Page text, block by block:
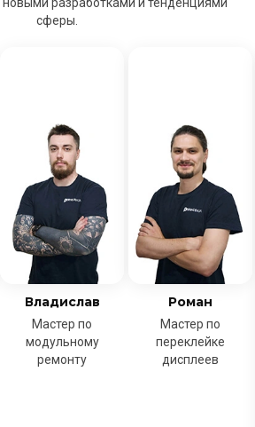
сферы.
Владислав
Мастер по
модульному
ремонту
Роман
Мастер по
переклейке
дисплеев